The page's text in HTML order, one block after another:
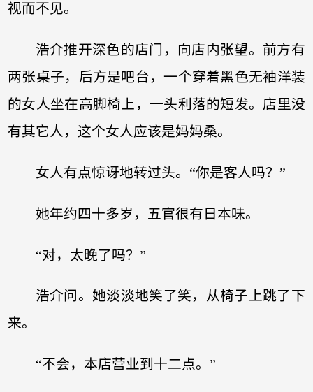
视而不见。
浩介推开深色的店门，向店内张望。前方有
两张桌子，后方是吧台，一个穿着黑色无袖洋装
的女人坐在高脚椅上，一头利落的短发。店里没
有其它人，这个女人应该是妈妈桑。
女人有点惊讶地转过头。“你是客人吗？”
她年约四十多岁，五官很有日本味。
“对，太晚了吗？”
浩介问。她淡淡地笑了笑，从椅子上跳了下
来。
“不会，本店营业到十二点。”